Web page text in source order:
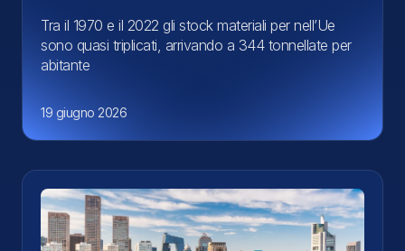
Tra il 1970 e il 2022 gli stock materiali per nell’Ue
sono quasi triplicati, arrivando a 344 tonnellate per
abitante
19 giugno 2026